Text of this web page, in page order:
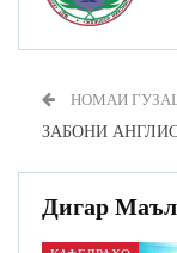
НОМАИ
ЗАБОНИ
Дигар